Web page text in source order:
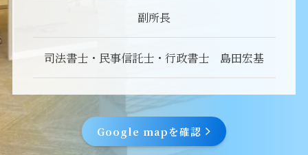
副所長
司法書士・民事信託士・行政書士 島田宏基
Google mapを確認